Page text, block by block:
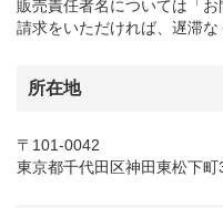
販売責任者名については「
請求をいただければ、遅滞な
所在地
〒101-0042
東京都千代田区神田東松下